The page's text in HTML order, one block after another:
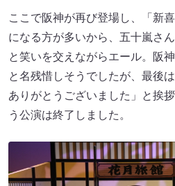
ここで阪神が再び登場し、「新
になる方が多いから、五十嵐さ
と笑いを交えながらエール。阪
と名残惜しそうでしたが、最後
ありがとうございました」と挨
う公演は終了しました。